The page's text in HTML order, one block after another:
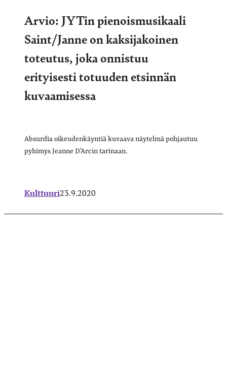
Arvio: JYTin pienoismusikaali
Saint/Janne on kaksijakoinen
toteutus, joka onnistuu
erityisesti totuuden etsinnän
kuvaamisessa
Absurdia oikeudenkäyntiä kuvaava näytelmä pohjautuu
pyhimys Jeanne D’Arcin tarinaan.
Kulttuuri23.9.2020